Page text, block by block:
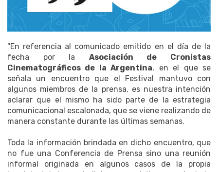
"En referencia al comunicado emitido en el día de la
fecha por la Asociación de Cronistas
Cinematográficos de la Argentina, en el que se
señala un encuentro que el Festival mantuvo con
algunos miembros de la prensa, es nuestra intención
aclarar que el mismo ha sido parte de la estrategia
comunicacional escalonada, que se viene realizando de
manera constante durante las últimas semanas.
Toda la información brindada en dicho encuentro, que
no fue una Conferencia de Prensa sino una reunión
informal originada en algunos casos de la propia